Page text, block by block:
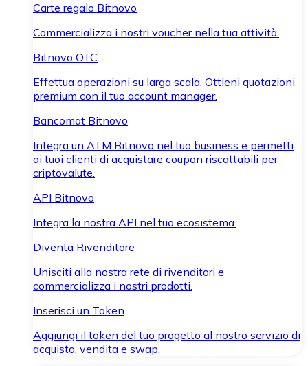
Carte regalo Bitnovo
Commercializza i nostri voucher nella tua attività.
Bitnovo OTC
Effettua operazioni su larga scala. Ottieni quotazioni
premium con il tuo account manager.
Bancomat Bitnovo
Integra un ATM Bitnovo nel tuo business e permetti
ai tuoi clienti di acquistare coupon riscattabili per
criptovalute.
API Bitnovo
Integra la nostra API nel tuo ecosistema.
Diventa Rivenditore
Unisciti alla nostra rete di rivenditori e
commercializza i nostri prodotti.
Inserisci un Token
Aggiungi il token del tuo progetto al nostro servizio di
acquisto, vendita e swap.